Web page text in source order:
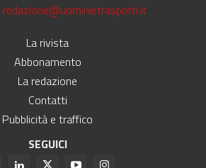
redazione@uominietrasporti.it
La rivista
Abbonamento
La redazione
Contatti
Pubblicità e traffico
SEGUICI